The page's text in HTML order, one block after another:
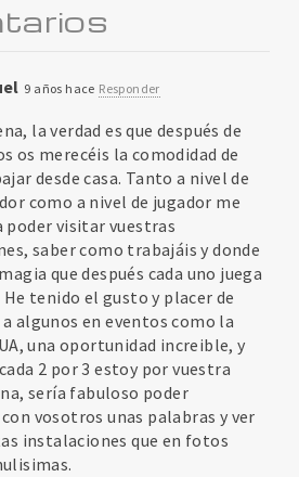
9 años hace Responder
la verdad es que después de
os merecéis la comodidad de
desde casa. Tanto a nivel de
como a nivel de jugador me
poder visitar vuestras
saber como trabajáis y donde
que después cada uno juega
He tenido el gusto y placer de
algunos en eventos como la
una oportunidad increible, y
2 por 3 estoy por vuestra
sería fabuloso poder
vosotros unas palabras y ver
instalaciones que en fotos